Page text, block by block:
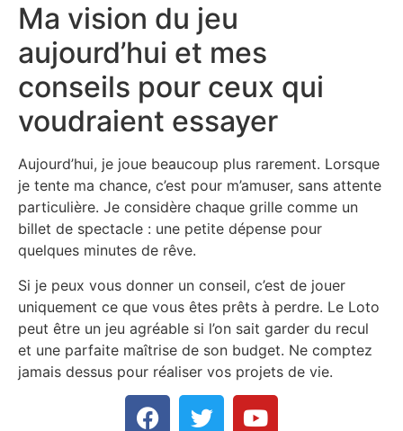
Ma vision du jeu
aujourd’hui et mes
conseils pour ceux qui
voudraient essayer
Aujourd’hui, je joue beaucoup plus rarement. Lorsque
je tente ma chance, c’est pour m’amuser, sans attente
particulière. Je considère chaque grille comme un
billet de spectacle : une petite dépense pour
quelques minutes de rêve.
Si je peux vous donner un conseil, c’est de jouer
uniquement ce que vous êtes prêts à perdre. Le Loto
peut être un jeu agréable si l’on sait garder du recul
et une parfaite maîtrise de son budget. Ne comptez
jamais dessus pour réaliser vos projets de vie.